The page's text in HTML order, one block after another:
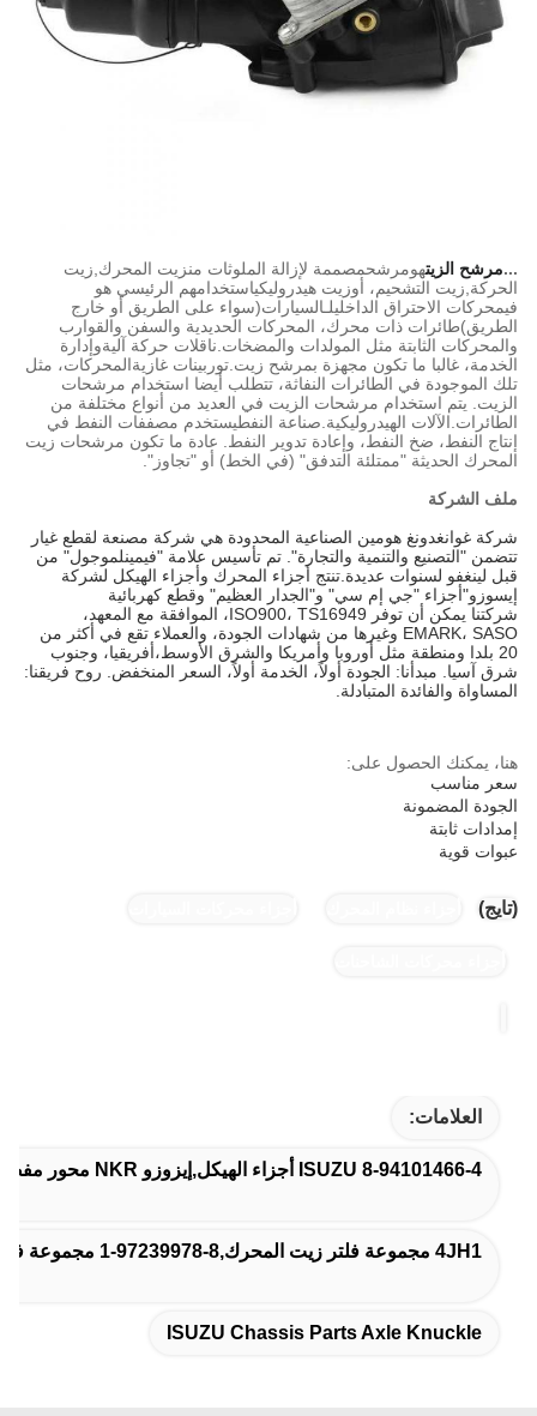
...مرشح الزيتهومرشحمصممة لإزالة الملوثات منزيت المحرك,زيت
الحركة,زيت التشحيم، أوزيت هيدروليكياستخدامهم الرئيسي هو
فيمحركات الاحتراق الداخليلـالسيارات(سواء على الطريق أو خارج
الطريق)طائرات ذات محرك، المحركات الحديدية والسفن والقوارب
والمحركات الثابتة مثل المولدات والمضخات.ناقلات حركة آليةوإدارة
الخدمة، غالبا ما تكون مجهزة بمرشح زيت.توربينات غازيةالمحركات، مثل
تلك الموجودة في الطائرات النفاثة، تتطلب أيضا استخدام مرشحات
الزيت. يتم استخدام مرشحات الزيت في العديد من أنواع مختلفة من
الطائرات.الآلات الهيدروليكية.صناعة النفطيستخدم مصففات النفط في
إنتاج النفط، ضخ النفط، وإعادة تدوير النفط. عادة ما تكون مرشحات زيت
المحرك الحديثة "ممتلئة التدفق" (في الخط) أو "تجاوز".
ملف الشركة
شركة غوانغدونغ هومين الصناعية المحدودة هي شركة مصنعة لقطع غيار
تتضمن "التصنيع والتنمية والتجارة". تم تأسيس علامة "فيمينلموجول" من
قبل لينغفو لسنوات عديدة.تنتج أجزاء المحرك وأجزاء الهيكل لشركة
إيسوزو"أجزاء "جي إم سي" و"الجدار العظيم" وقطع كهربائية
شركتنا يمكن أن توفر ISO900، TS16949، الموافقة مع المعهد،
EMARK، SASO وغيرها من شهادات الجودة، والعملاء تقع في أكثر من
20 بلدا ومنطقة مثل أوروبا وأمريكا والشرق الأوسط،أفريقيا، وجنوب
شرق آسيا. مبدأنا: الجودة أولاً، الخدمة أولاً، السعر المنخفض. روح فريقنا:
المساواة والفائدة المتبادلة.
هنا، يمكنك الحصول على:
سعر مناسب
الجودة المضمونة
إمدادات ثابتة
عبوات قوية
(تايج)
العلامات:
8-94101466-4 ISUZU أجزاء الهيكل,إيزوزو NKR محور مفصل,إيزوزو أجزاء هيكل محور مفصل
4JH1 مجموعة فلتر زيت المحرك,8-97239978-1 مجموعة فلتر زيت المحرك,ISUZU ASM فلتر زيت المحرك
ISUZU Chassis Parts Axle Knuckle